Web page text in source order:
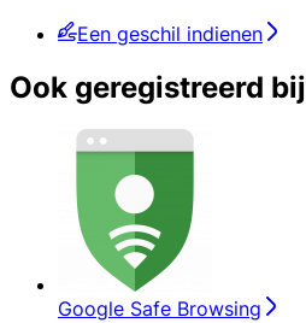
Een geschil indienen
Ook geregistreerd bij
Google Safe Browsing